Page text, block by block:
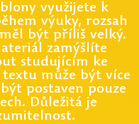
využijete k
výuky, rozsah
být příliš velký.
zamýšlíte
studujícím ke
textu může být více
postaven pouze
Důležitá je